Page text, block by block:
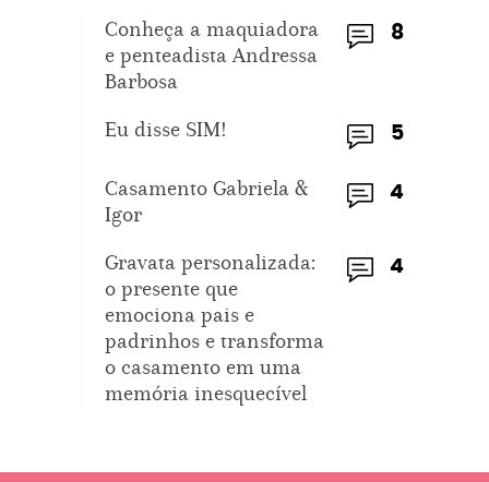
8
Conheça a maquiadora
e penteadista Andressa
Barbosa
5
Eu disse SIM!
4
Casamento Gabriela &
Igor
4
Gravata personalizada:
o presente que
emociona pais e
padrinhos e transforma
o casamento em uma
memória inesquecível